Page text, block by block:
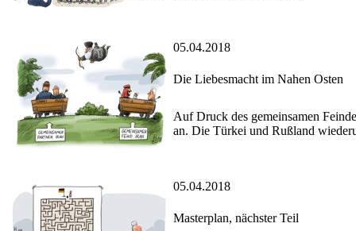
05.04.2018
Die Liebesmacht im Nahen Osten
Auf Druck des gemeinsamen
an. Die Türkei und Rußland
05.04.2018
Masterplan, nächster Teil